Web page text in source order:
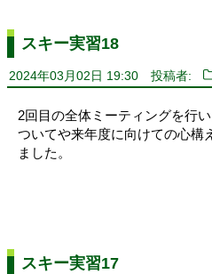
スキー実習18
2024年03月02日 19:30 投稿者:
2回目の全体ミーティングを行
ついてや来年度に向けての心構
ました。
スキー実習17